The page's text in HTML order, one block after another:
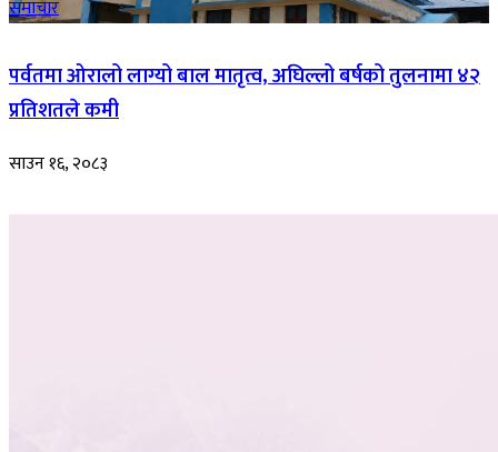
समाचार
पर्वतमा ओरालो लाग्यो बाल मातृत्व, अघिल्लो बर्षको तुलनामा ४२
प्रतिशतले कमी
साउन १६, २०८३